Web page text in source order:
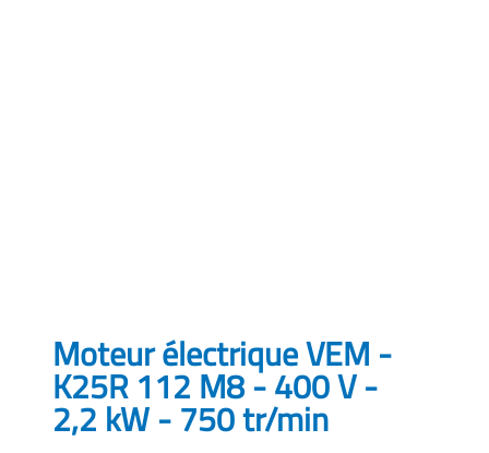
Moteur électrique VEM -
K25R 112 M8 - 400 V -
2,2 kW - 750 tr/min